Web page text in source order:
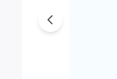
Previous